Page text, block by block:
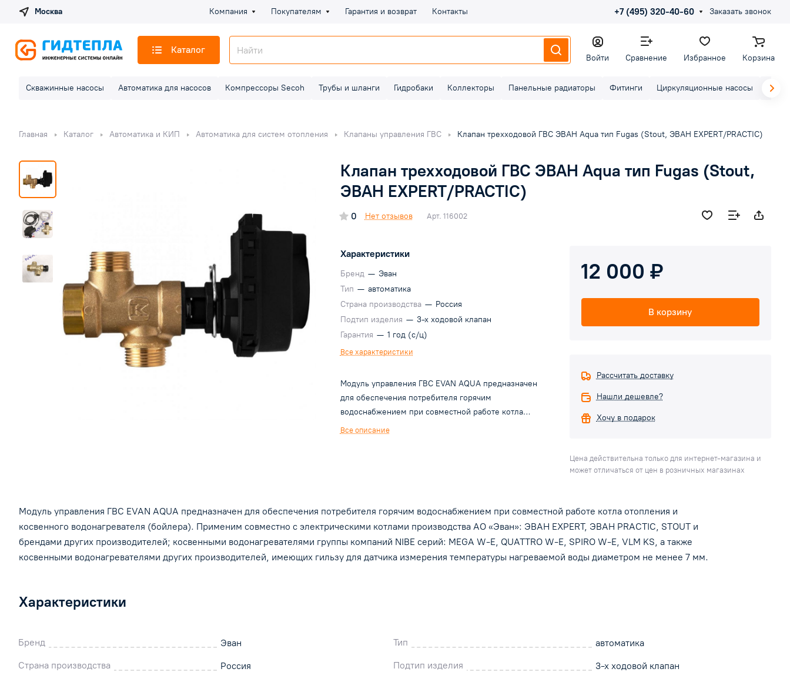
Москва Компания Покупателям Гарантия и возврат Контакты +7 (495) 320-40-60 Заказать звонок
Каталог
Войти Сравнение Избранное Корзина
Скважинные насосы Автоматика для насосов Компрессоры Secoh Трубы и шланги Гидробаки Коллекторы Панельные радиаторы Фитинги Циркуляционные насосы
Главная Каталог Автоматика и КИП Автоматика для систем отопления Клапаны управления ГВС Клапан трехходовой ГВС ЭВАН Aqua тип Fugas (Stout, ЭВАН EXPERT/PRACTIC)
Клапан трехходовой ГВС ЭВАН Aqua тип Fugas (Stout,
ЭВАН EXPERT/PRACTIC)
0 Нет отзывов Арт. 116002
Характеристики
Бренд — Эван
Тип — автоматика
Страна производства — Россия
Подтип изделия — 3-х ходовой клапан
Гарантия — 1 год (с/ц)
Все характеристики
Модуль управления ГВС EVAN AQUA предназначен
для обеспечения потребителя горячим
водоснабжением при совместной работе котла
отопления и косвенного водонагревателя (бойлера).
W-E, SPIRO W-E, VLM KS, а также косвенными
водонагревателями других производителей,
имеющих гильзу для датчика измерения
Все описание
12 000 ₽
В корзину
Рассчитать доставку
Нашли дешевле?
Хочу в подарок
Цена действительна только для интернет-магазина и
может отличаться от цен в розничных магазинах
Модуль управления ГВС EVAN AQUA предназначен для обеспечения потребителя горячим водоснабжением при совместной работе котла отопления и
косвенного водонагревателя (бойлера). Применим совместно с электрическими котлами производства АО «Эван»: ЭВАН EXPERT, ЭВАН PRACTIC, STOUT и
брендами других производителей; косвенными водонагревателями группы компаний NIBE серий: MEGA W-E, QUATTRO W-E, SPIRO W-E, VLM KS, а также
косвенными водонагревателями других производителей, имеющих гильзу для датчика измерения температуры нагреваемой воды диаметром не менее 7 мм.
Характеристики
Бренд Эван Тип
автоматика
Страна производства
Россия Подтип изделия
3-х ходовой клапан